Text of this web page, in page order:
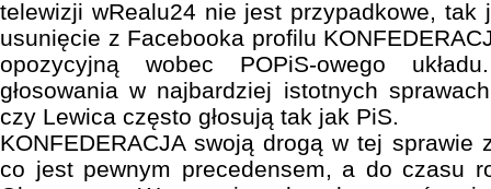
telewizji wRealu24 nie jest przypadkowe, tak
usunięcie z Facebooka profilu
opozycyjną wobec POPiS-owego
głosowania w najbardziej istotnych
czy Lewica często głosują tak jak PiS.
KONFEDERACJA swoją drogą w tej sprawie
co jest pewnym precedensem, a do czasu